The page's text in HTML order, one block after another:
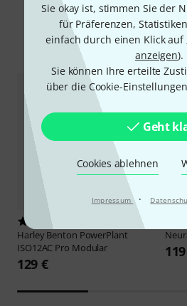
Sie okay ist, stimmen Sie der
für Präferenzen,
einfach durch einen Klick auf
anzeigen).
Sie können Ihre erteilte
über die Cookie-
Geht
Cookies ablehnen
Impressum ·
Zubehör &
Harley Benton PowerPlant
ISO12AC Pro Modular
129 €